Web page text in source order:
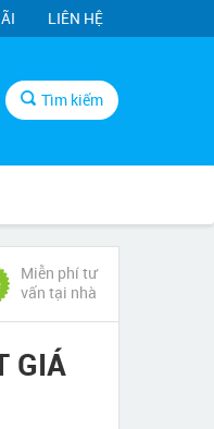
LIÊN HỆ
Tìm kiếm
Miễn phí tư
vấn tại nhà
GIÁ